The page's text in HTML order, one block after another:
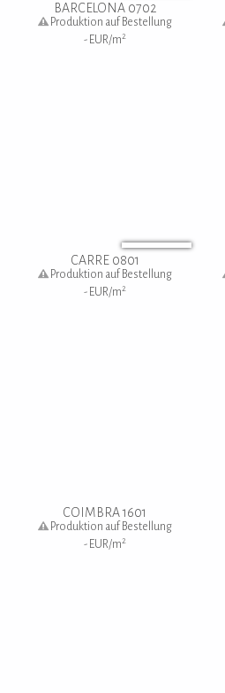
BARCELONA 0702
Produktion auf Bestellung
- EUR/m 2
CARRE 0801
Produktion auf Bestellung
- EUR/m 2
COIMBRA 1601
Produktion auf Bestellung
- EUR/m 2